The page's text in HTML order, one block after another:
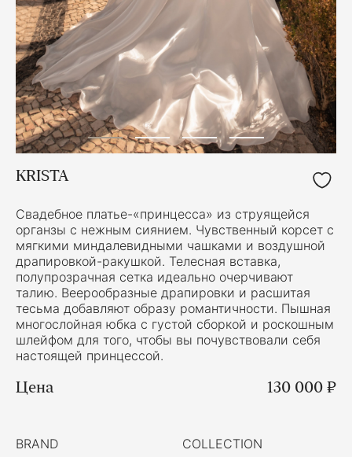
KRISTA
Свадебное платье-«принцесса» из струящейся
органзы с нежным сиянием. Чувственный корсет с
мягкими миндалевидными чашками и воздушной
драпировкой-ракушкой. Телесная вставка,
полупрозрачная сетка идеально очерчивают
талию. Веерообразные драпировки и расшитая
тесьма добавляют образу романтичности. Пышная
многослойная юбка с густой сборкой и роскошным
шлейфом для того, чтобы вы почувствовали себя
настоящей принцессой.
Цена 130 000 ₽
BRAND
COLLECTION